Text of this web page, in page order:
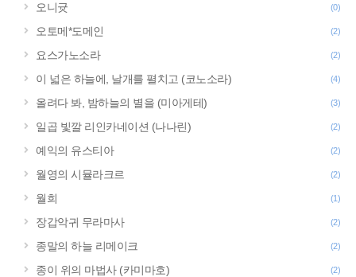
오니귯 (0)
오토메*도메인 (2)
요스가노소라 (2)
이 넓은 하늘에, 날개를 펼치고 (코노소라) (4)
올려다 봐, 밤하늘의 별을 (미아게테) (3)
일곱 빛깔 리인카네이션 (나나린) (2)
예익의 유스티아 (2)
월영의 시뮬라크르 (2)
월희 (1)
장갑악귀 무라마사 (2)
종말의 하늘 리메이크 (2)
종이 위의 마법사 (카미마호) (2)